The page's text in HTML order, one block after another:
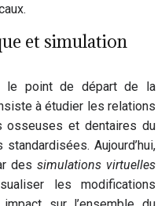
et simulation
le point de départ de la
à étudier les relations
osseuses et dentaires du
Aujourd’hui,
des simulations virtuelles
les modifications